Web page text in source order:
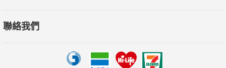
聯絡我們